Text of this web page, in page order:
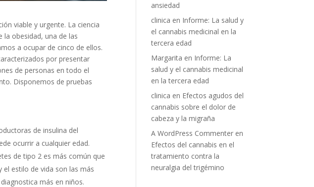
viable y urgente. La ciencia
la obesidad, una de las
a ocupar de cinco de ellos.
por presentar
de personas en todo el
Disponemos de pruebas
de insulina del
ocurrir a cualquier edad.
de tipo 2 es más común que
el estilo de vida son las más
más en niños.
ansiedad
clinica en Informe: La salud y
el cannabis medicinal en la
tercera edad
Margarita en Informe: La
salud y el cannabis medicinal
en la tercera edad
clinica en Efectos agudos del
cannabis sobre el dolor de
cabeza y la migraña
A WordPress Commenter en
Efectos del cannabis en el
tratamiento contra la
neuralgia del trigémino